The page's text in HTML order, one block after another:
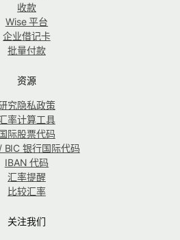
收款
Wise 平台
企业借记卡
批量付款
资源
究隐私政策
率计算工具
际股票代码
BIC 银行国际代码
IBAN 代码
汇率提醒
比较汇率
关注我们